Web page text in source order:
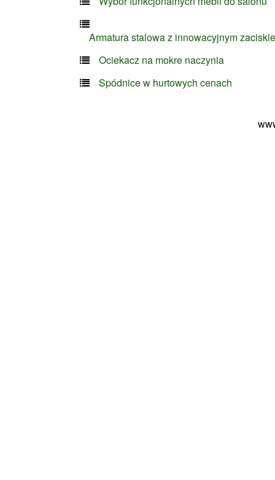
Armatura stalowa z innowacyjnym
Ociekacz na mokre naczynia
Spódnice w hurtowych cenach